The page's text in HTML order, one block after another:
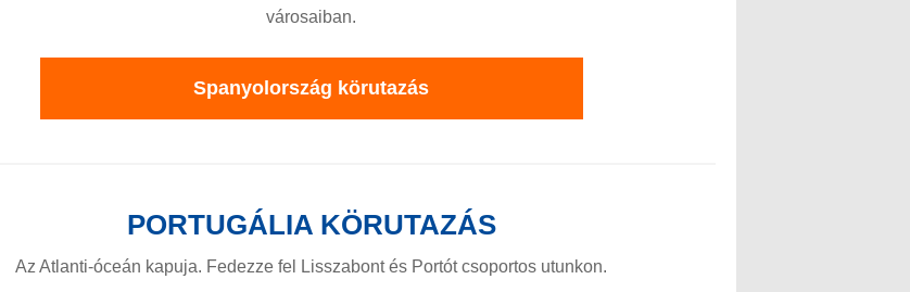
városaiban.
Spanyolország körutazás
PORTUGÁLIA KÖRUTAZÁS
Az Atlanti-óceán kapuja. Fedezze fel Lisszabont és Portót csoportos utunkon.